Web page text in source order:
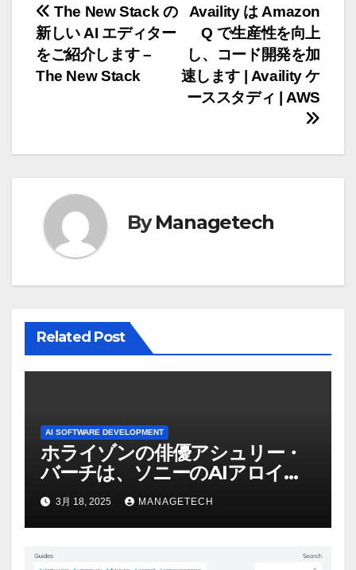
投
稿
ナ
ゲ
シ
ョ
ン
Availity は Amazon
Q で生産性を向上
し、コード開発を加
速します | Availity ケ
ーススタディ | AWS
The New Stack の
新しい AI エディター
をご紹介します –
The New Stack
ByManagetech
Related Post
AI SOFTWARE DEVELOPMENT
ホライゾンの俳優アシュリー・
バーチは、ソニーのAIアロイの
ビデオを見て「ゲームパフォー
マンスという芸術形式に不安を
感じた」と語る – IGN
3月 18, 2025 MANAGETECH